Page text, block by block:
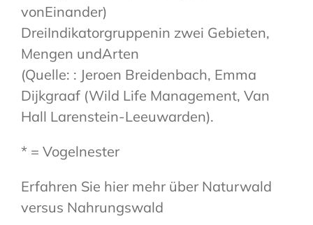
vonEinander)
DreiIndikatorgruppenin zwei Gebieten,
Mengen undArten
(Quelle: : Jeroen Breidenbach, Emma
Dijkgraaf (Wild Life Management, Van
Hall Larenstein-Leeuwarden).
* = Vogelnester
Erfahren Sie hier mehr über Naturwald
versus Nahrungswald